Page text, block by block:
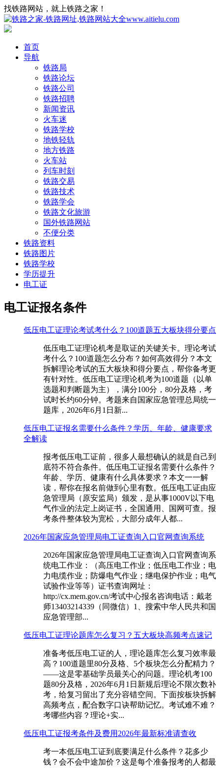
找铁路网站，就上铁路之家！
首页
导航
铁路局
铁路论坛
铁路公司
铁路招聘
新闻资讯
火车迷
铁路学校
地铁轻轨
地方铁路
火车站
列车时刻
铁路交易
铁路技术
铁路学会
铁路文化旅游
国外铁路网站
不便分类
铁路资料
铁路图片
铁路学校
学历提升
电工证
电工证报名条件
低压电工证理论考试考什么？100道题五大板块得分要点
低压电工证理论机考是取证的关键关卡。理论考试
考什么？100道题怎么分布？如何高效得分？本文
拆解理论考试的五大板块和得分要点，帮你备考更
有针对性。低压电工证理论机考为100道题（以单
选题和判断题为主），满分100分，80分及格，考
试时长约60分钟。考题来自国家应急管理总局统一
题库，2026年6月1日新...
低压电工证报名需要什么条件？学历、年龄、健康要求
全解读
报考低压电工证前，很多人最想确认的就是自己到
底符不符合条件。低压电工证报名需要什么条件？
年龄、学历、健康有什么具体要求？本文一一解
读，帮你在报名前做到心里有数。低压电工证由应
急管理局（原安监局）颁发，是从事1000V以下电
气作业的法定上岗证书，全国通用、国网可查。报
考条件整体较为宽松，大部分成年人都...
2026年国家应急管理局电工证查询入口官网查询系统
2026年国家应急管理局电工证查询入口官网查询系
统电工作业：（高压电工作业；低压电工作业；电
力电缆作业；防爆电气作业；继电保护作业；电气
试验作业等等）证书查询网址：
http://cx.mem.gov.cn/考试中心报名咨询电话：戴老
师13403214339（同微信）1、搜索中华人民共和国
应急管理部...
低压电工证理论题库怎么复习？五大板块高频考点速记
准备考低压电工证的人，理论题库怎么复习效率最
高？100道题里80分及格、5个板块怎么分配精力？
——这是零基础学员最关心的问题。理论机考100
题80分及格，2026年6月1日新规后理论不限次数补
考，给复习留出了充分容错空间。下面按板块拆解
高频考点，配合数字口诀帮助记忆。考试难不难？
考哪些内容？理论+实...
低压电工证报考条件及费用2026年最新标准请查收
考一本低压电工证到底要满足什么条件？花多少
钱？会不会中途加价？这是每个准备报考的人都最